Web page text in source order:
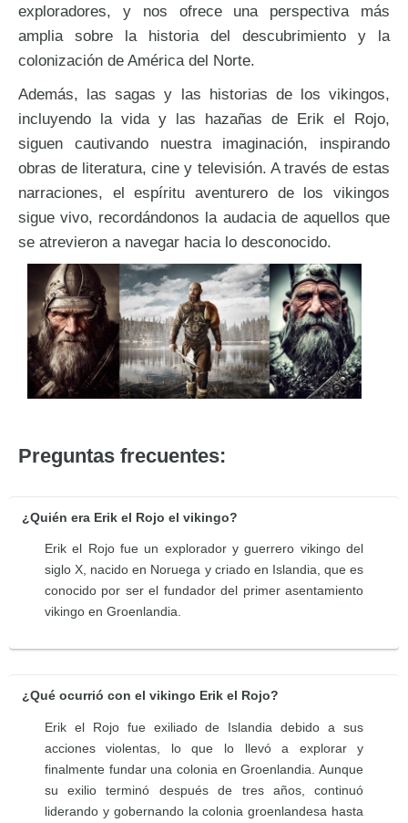
exploradores, y nos ofrece una perspectiva más
amplia sobre la historia del descubrimiento y la
colonización de América del Norte.
Además, las sagas y las historias de los vikingos,
incluyendo la vida y las hazañas de Erik el Rojo,
siguen cautivando nuestra imaginación, inspirando
obras de literatura, cine y televisión. A través de estas
narraciones, el espíritu aventurero de los vikingos
sigue vivo, recordándonos la audacia de aquellos que
se atrevieron a navegar hacia lo desconocido.
Preguntas frecuentes:
¿Quién era Erik el Rojo el vikingo?
Erik el Rojo fue un explorador y guerrero vikingo del
siglo X, nacido en Noruega y criado en Islandia, que es
conocido por ser el fundador del primer asentamiento
vikingo en Groenlandia.
¿Qué ocurrió con el vikingo Erik el Rojo?
Erik el Rojo fue exiliado de Islandia debido a sus
acciones violentas, lo que lo llevó a explorar y
finalmente fundar una colonia en Groenlandia. Aunque
su exilio terminó después de tres años, continuó
liderando y gobernando la colonia groenlandesa hasta